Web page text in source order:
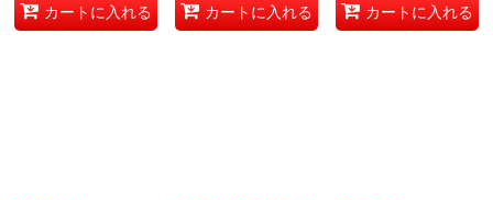
カートに入れる カートに入れる カートに入れる